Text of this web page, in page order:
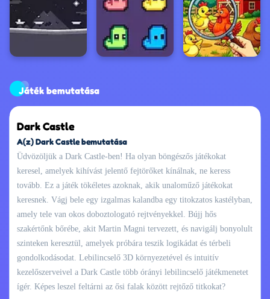
Játék bemutatása
Dark Castle
A(z) Dark Castle bemutatása
Üdvözöljük a Dark Castle-ben! Ha olyan böngészős játékokat
keresel, amelyek kihívást jelentő fejtörőket kínálnak, ne keress
tovább. Ez a játék tökéletes azoknak, akik unaloműző játékokat
keresnek. Vágj bele egy izgalmas kalandba egy titokzatos kastélyban,
amely tele van okos doboztologató rejtvényekkel. Bújj hős
szakértőnk bőrébe, akit Martin Magni tervezett, és navigálj bonyolult
szinteken keresztül, amelyek próbára teszik logikádat és térbeli
gondolkodásodat. Lebilincselő 3D környezetével és intuitív
kezelőszerveivel a Dark Castle több órányi lebilincselő játékmenetet
ígér. Képes leszel feltárni az ősi falak között rejtőző titkokat?